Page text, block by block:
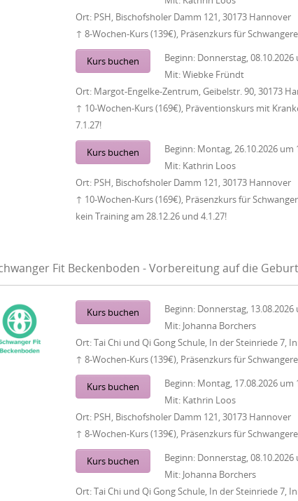
Ort: PSH, Bischofsholer Damm 121, 30173 Hannover
↑ 8-Wochen-Kurs (139€), Präsenzkurs für
Kurs buchen Beginn: Donnerstag, 08.10.2026
Mit:Wiebke Fründt
Ort: Margot-Engelke-Zentrum, Geibelstr. 90, 30173
↑ 10-Wochen-Kurs (169€), Präventionskurs mit
7.1.27!
Kurs buchen Beginn: Montag, 26.10.2026 um
Mit: Kathrin Loos
Ort: PSH, Bischofsholer Damm 121, 30173 Hannover
↑ 10-Wochen-Kurs (169€), Präsenzkurs für
kein Training am 28.12.26 und 4.1.27!
Fit Beckenboden - Vorbereitung auf die
Kurs buchen Beginn: Donnerstag, 13.08.2026
Mit: Johanna Borchers
Ort:Tai Chi und Qi Gong Schule, In der Steinriede 7,
↑ 8-Wochen-Kurs (139€), Präsenzkurs für
Kurs buchen Beginn: Montag, 17.08.2026 um
Mit: Kathrin Loos
Ort: PSH, Bischofsholer Damm 121, 30173 Hannover
↑ 8-Wochen-Kurs (139€), Präsenzkurs für
Kurs buchen Beginn: Donnerstag, 08.10.2026
Mit: Johanna Borchers
Ort:Tai Chi und Qi Gong Schule, In der Steinriede 7,